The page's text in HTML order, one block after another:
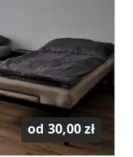
od 30,00 zł